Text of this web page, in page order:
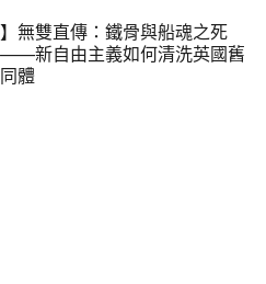
】無雙直傳：鐵骨與船魂之死
——新自由主義如何清洗英國舊
體
科】甚麼按摩院要領牌？顧客涉
嗎？
13